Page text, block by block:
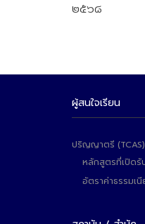
๒๕๖๘
ผู้สนใจเรียน
ปริญญาตรี (TCAS)
หลักสูตรที่เปิดรั
อัตราค่าธรรมเ